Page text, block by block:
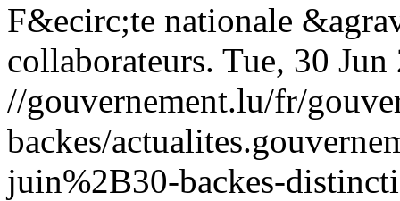
F&ecirc;te nationale
collaborateurs. Tue, 30
//gouvernement.lu/fr/
backes/
juin%2B30-backes-